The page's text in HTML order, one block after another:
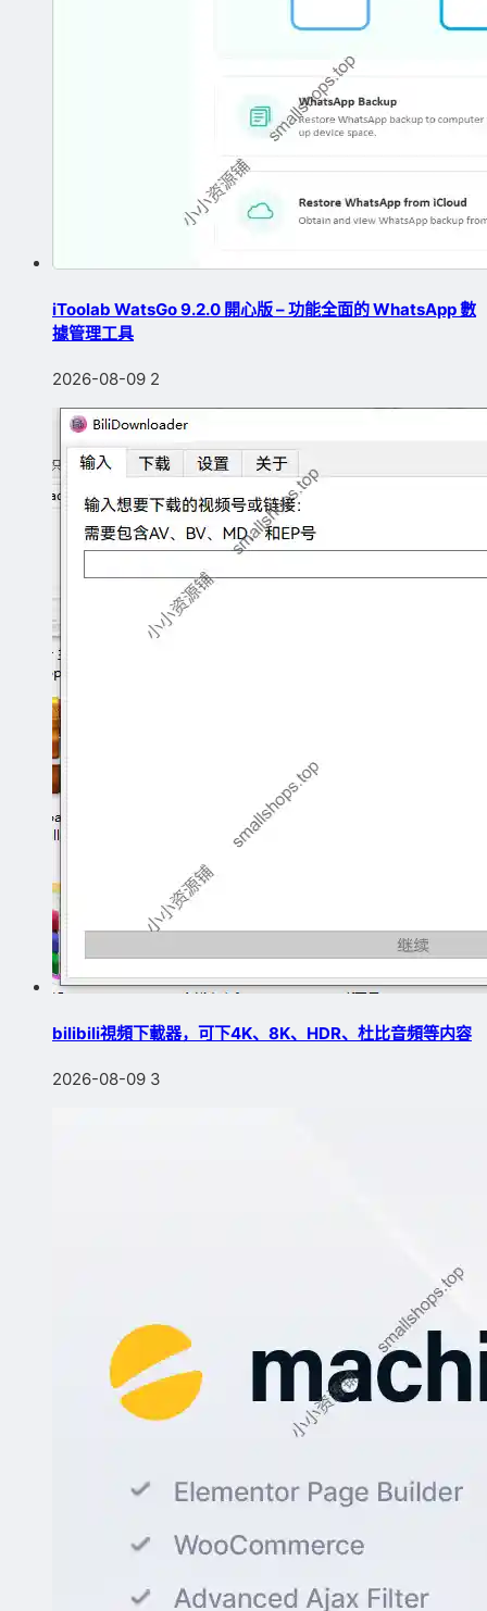
iToolab WatsGo 9.2.0 開心版 – 功能全面的 WhatsApp 數
據管理工具
2026-08-09 2
bilibili視頻下載器，可下4K、8K、HDR、杜比音頻等内容
2026-08-09 3